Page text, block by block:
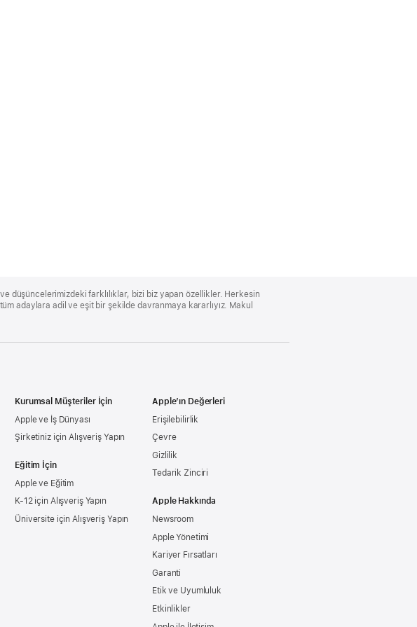
düşüncelerimizdeki farklılıklar, bizi biz yapan özellikler. Herkesin
adaylara adil ve eşit bir şekilde davranmaya kararlıyız. Makul
Kurumsal Müşteriler İçin
Apple ve İş Dünyası
Şirketiniz için Alışveriş Yapın
Eğitim İçin
Apple ve Eğitim
K-12 için Alışveriş Yapın
Üniversite için Alışveriş Yapın
Apple’ın Değerleri
Erişilebilirlik
Çevre
Gizlilik
Tedarik Zinciri
Apple Hakkında
Newsroom
Apple Yönetimi
Kariyer Fırsatları
Garanti
Etik ve Uyumluluk
Etkinlikler